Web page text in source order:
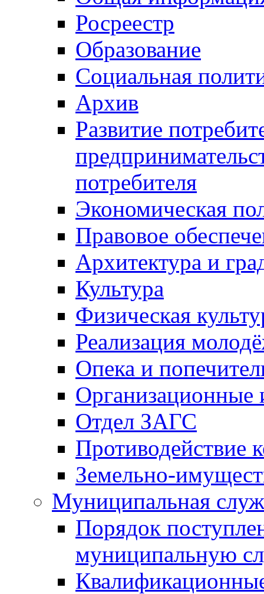
Росреестр
Образование
Социальная
Архив
Развитие
потребителя
Экономическая
Правовое
Архитектура и
Культура
Физическая
Реализация
Опека и
Отдел ЗАГС
Противодействие
Земельно-
Муниципальная
Порядок
муниципальную